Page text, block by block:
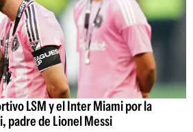
LSM y el Inter Miami por la
padre de Lionel Messi